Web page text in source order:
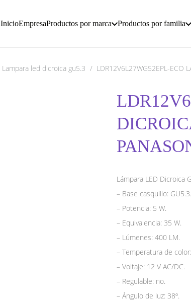
InicioEmpresaProductos por marca Productos por familia
Lampara led dicroica gu5.3 / LDR12V6L27WG52EPL-ECO
Lámpara LED Dicroica
– Base casquillo:
– Potencia: 5 W.
– Equivalencia: 35 W.
– Lúmenes: 400 LM.
– Temperatura de
– Voltaje: 12 V AC/DC.
– Regulable: no.
– Ángulo de luz: 38º.